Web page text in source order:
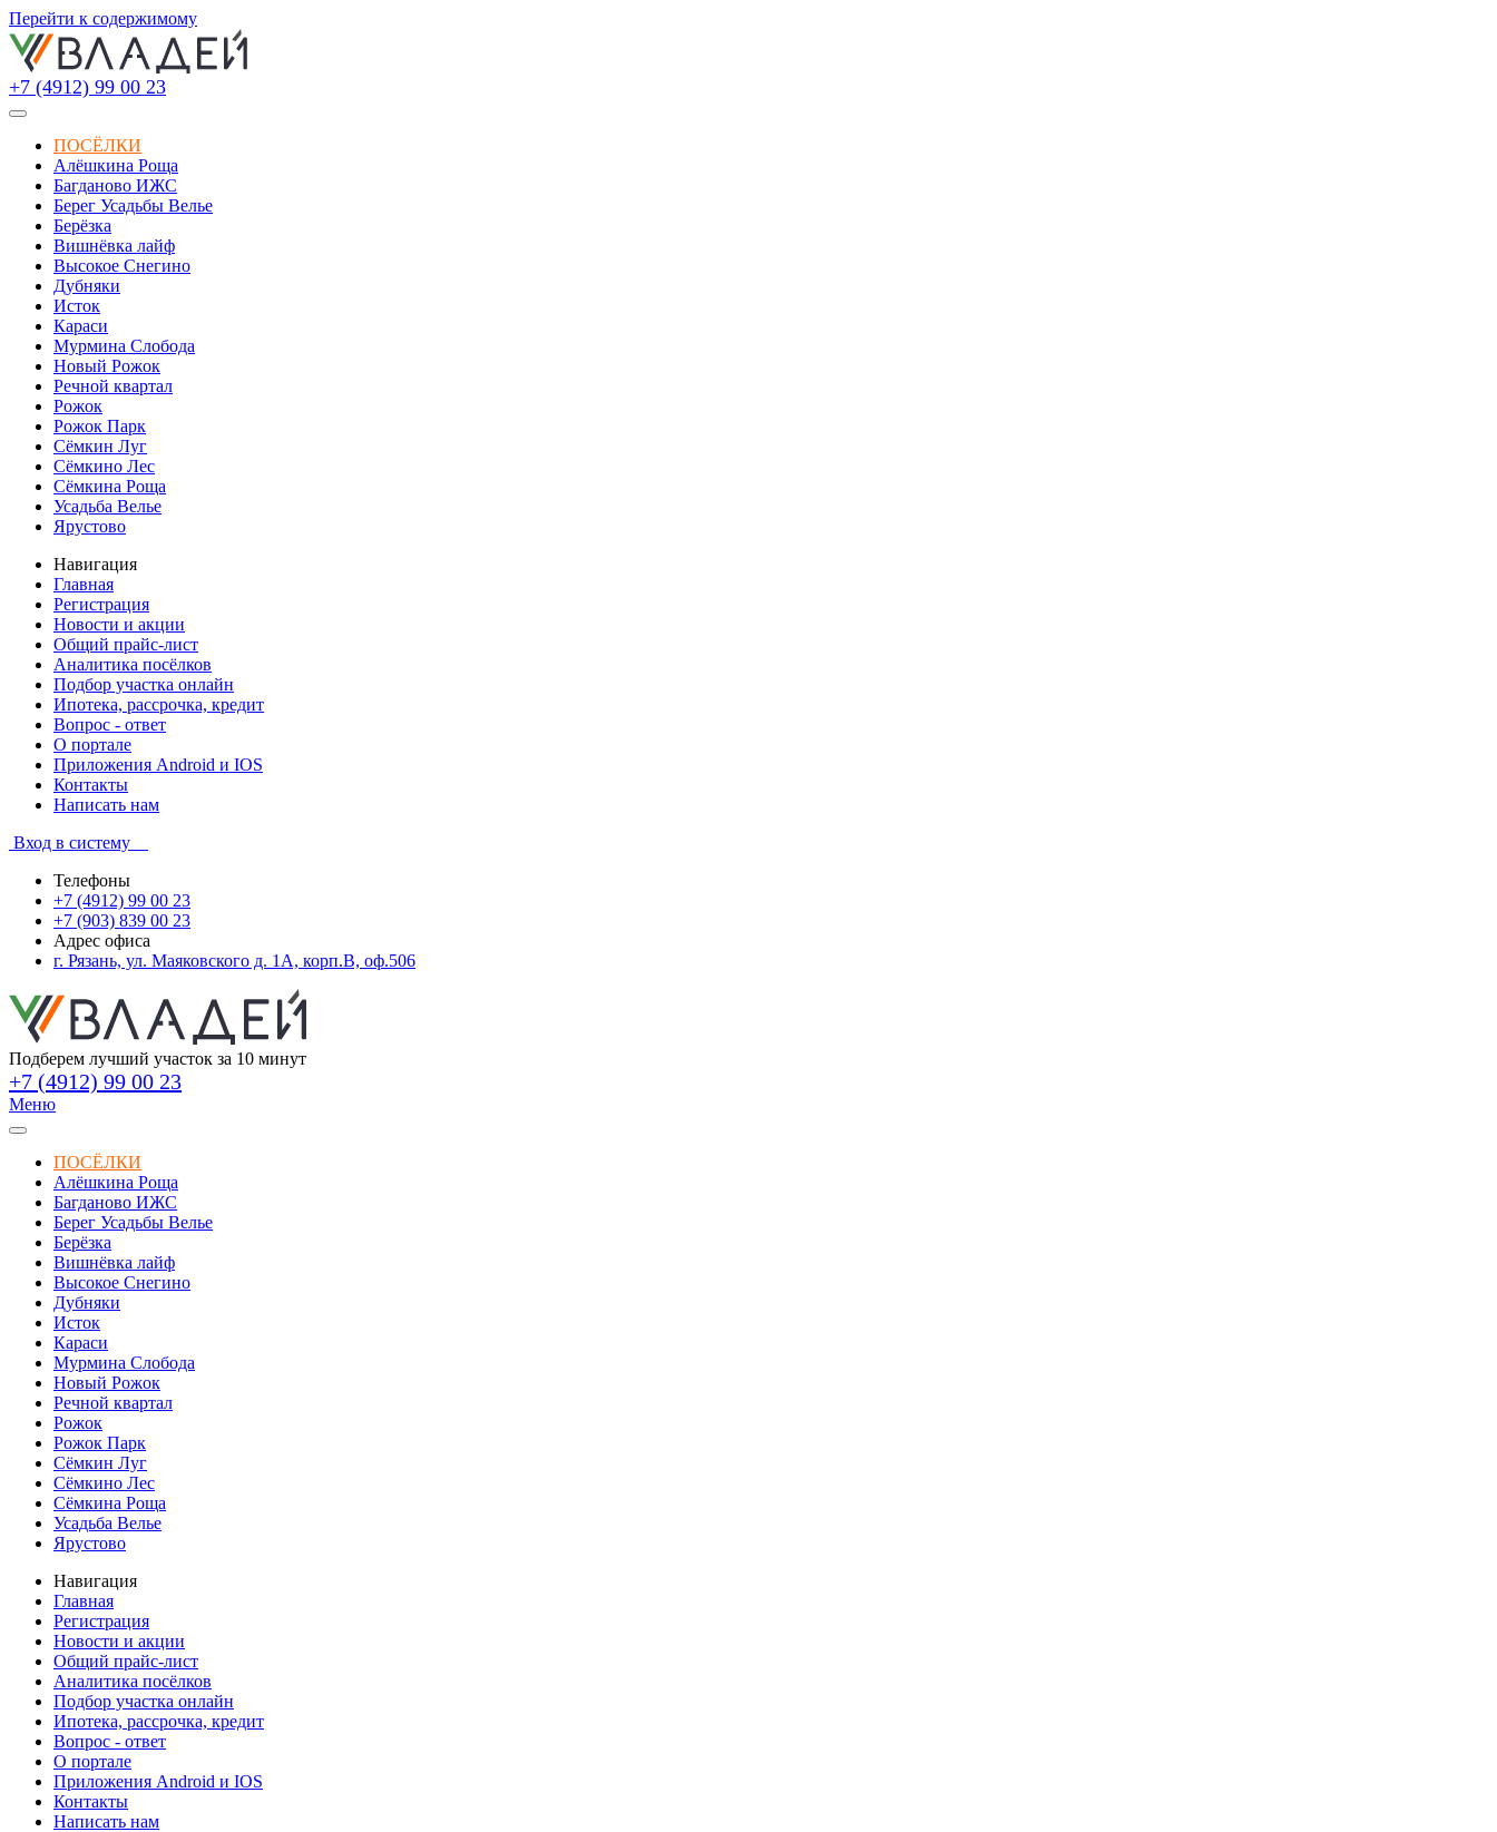
Перейти к содержимому
+7 (4912) 99 00 23
ПОСЁЛКИ
Алёшкина Роща
Багданово ИЖС
Берег Усадьбы Велье
Берёзка
Вишнёвка лайф
Высокое Снегино
Дубняки
Исток
Караси
Мурмина Слобода
Новый Рожок
Речной квартал
Рожок
Рожок Парк
Сёмкин Луг
Сёмкино Лес
Сёмкина Роща
Усадьба Велье
Ярустово
Навигация
Главная
Регистрация
Новости и акции
Общий прайс-лист
Аналитика посёлков
Подбор участка онлайн
Ипотека, рассрочка, кредит
Вопрос - ответ
О портале
Приложения Android и IOS
Контакты
Написать нам
Вход в систему
Телефоны
+7 (4912) 99 00 23
+7 (903) 839 00 23
Адрес офиса
г. Рязань, ул. Маяковского д. 1А, корп.В, оф.506
Подберем лучший участок за 10 минут
+7 (4912) 99 00 23
Меню
ПОСЁЛКИ
Алёшкина Роща
Багданово ИЖС
Берег Усадьбы Велье
Берёзка
Вишнёвка лайф
Высокое Снегино
Дубняки
Исток
Караси
Мурмина Слобода
Новый Рожок
Речной квартал
Рожок
Рожок Парк
Сёмкин Луг
Сёмкино Лес
Сёмкина Роща
Усадьба Велье
Ярустово
Навигация
Главная
Регистрация
Новости и акции
Общий прайс-лист
Аналитика посёлков
Подбор участка онлайн
Ипотека, рассрочка, кредит
Вопрос - ответ
О портале
Приложения Android и IOS
Контакты
Написать нам